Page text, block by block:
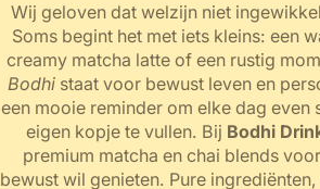
Wij geloven dat welzijn niet
Soms begint het met iets kleins: een
creamy matcha latte of een rustig
Bodhi staat voor bewust leven en
een mooie reminder om elke dag even
eigen kopje te vullen. Bij Bodhi
premium matcha en chai blends
bewust wil genieten. Pure